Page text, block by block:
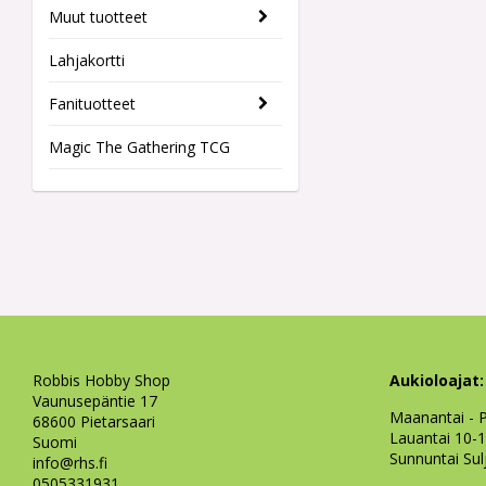
Muut tuotteet
Lahjakortti
Fanituotteet
Magic The Gathering TCG
Robbis Hobby Shop
Vaunusepäntie 17
68600 Pietarsaari
Suomi
info@rhs.fi
Aukioloajat:
Maanantai -
Lauantai 10-
Sunnuntai